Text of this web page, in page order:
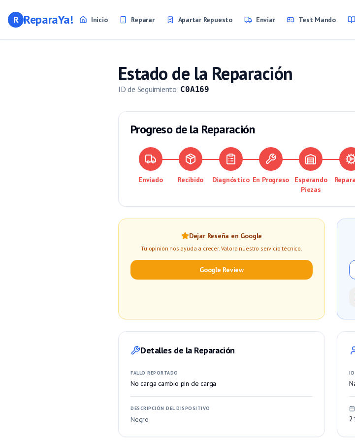
R ReparaYa! Inicio Reparar Apartar Repuesto Enviar Test Mando
Estado de la Reparación
ID de Seguimiento: C0A169
Progreso de la Reparación
Enviado Recibido Diagnóstico En Progreso
Esperando
Piezas
Dejar Reseña en Google
Tu opinión nos ayuda a crecer. Valora nuestro servicio técnico.
Google Review
Detalles de la Reparación
FALLO REPORTADO
No carga cambio pin de carga
DESCRIPCIÓN DEL DISPOSITIVO
Negro
ID